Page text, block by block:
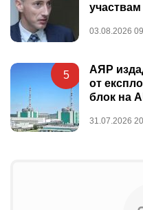
участвам
03.08.2026
5
АЯР
от
блок на
31.07.2026